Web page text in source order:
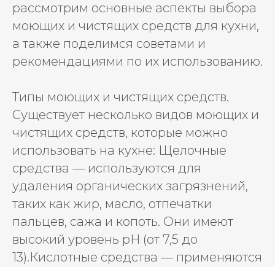
рассмотрим основные аспекты выбора
моющих и чистящих средств для кухни,
а также поделимся советами и
рекомендациями по их использованию.
Типы моющих и чистящих средств.
Существует несколько видов моющих и
чистящих средств, которые можно
использовать на кухне: Щелочные
средства — используются для
удаления органических загрязнений,
таких как жир, масло, отпечатки
пальцев, сажа и копоть. Они имеют
высокий уровень pH (от 7,5 до
13).Кислотные средства — применяются